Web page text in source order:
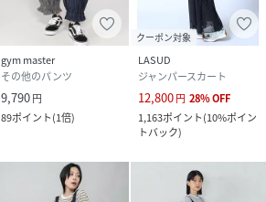
gym master
その他のパンツ
9,790円
89ポイント(1倍)
クーポン対象
LASUD
ジャンパースカート
12,800円 28%OFF
1,163ポイント(10%ポイン
トバック)